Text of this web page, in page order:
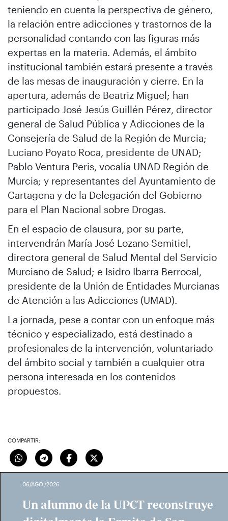
teniendo en cuenta la perspectiva de género,
la relación entre adicciones y trastornos de la
personalidad contando con las figuras más
expertas en la materia. Además, el ámbito
institucional también estará presente a través
de las mesas de inauguración y cierre. En la
apertura, además de Beatriz Miguel; han
participado José Jesús Guillén Pérez, director
general de Salud Pública y Adicciones de la
Consejería de Salud de la Región de Murcia;
Luciano Poyato Roca, presidente de UNAD;
Pablo Ventura Peris, vocalía UNAD Región de
Murcia; y representantes del Ayuntamiento de
Cartagena y de la Delegación del Gobierno
para el Plan Nacional sobre Drogas.
En el espacio de clausura, por su parte,
intervendrán María José Lozano Semitiel,
directora general de Salud Mental del Servicio
Murciano de Salud; e Isidro Ibarra Berrocal,
presidente de la Unión de Entidades Murcianas
de Atención a las Adicciones (UMAD).
La jornada, pese a contar con un enfoque más
técnico y especializado, está destinado a
profesionales de la intervención, voluntariado
del ámbito social y también a cualquier otra
persona interesada en los contenidos
propuestos.
COMPARTIR:
06/AGO./2026
Un alumno de la UPCT reconstruye